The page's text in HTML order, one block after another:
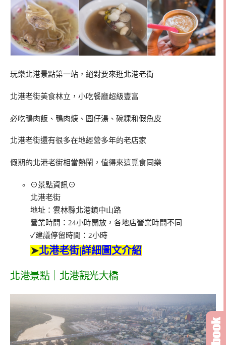
玩樂北港景點第一站，絕對要來逛北港老街
北港老街美食林立，小吃餐廳超級豐富
必吃鴨肉飯、鴨肉焿、圓仔湯、碗粿和假魚皮
北港老街還有很多在地經營多年的老店家
假期的北港老街相當熱鬧，值得來這覓食同樂
⊙景點資訊⊙
北港老街
地址：雲林縣北港鎮中山路
營業時間：24小時開放，各地店營業時間不同
✓建議停留時間：2小時
➤北港老街|詳細圖文介紹
北港景點｜北港觀光大橋